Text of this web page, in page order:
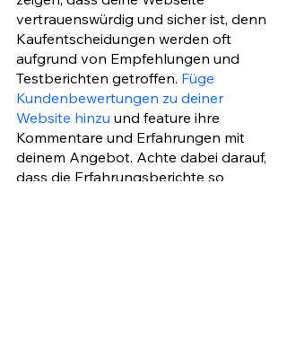
vertrauenswürdig und sicher ist, denn
Kaufentscheidungen werden oft
aufgrund von Empfehlungen und
Testberichten getroffen. Füge
Kundenbewertungen zu deiner
Website hinzu und feature ihre
Kommentare und Erfahrungen mit
deinem Angebot. Achte dabei darauf,
dass die Erfahrungsberichte so